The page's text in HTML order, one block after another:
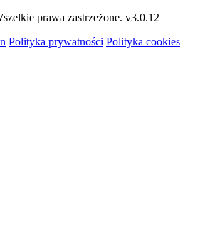
prawa zastrzeżone. v3.0.12
Polityka prywatności Polityka cookies